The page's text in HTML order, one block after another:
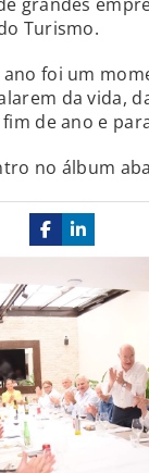
Turismo.
foi um
da vida,
de ano e
no álbum